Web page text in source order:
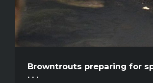
Browntrouts preparing for
. . .